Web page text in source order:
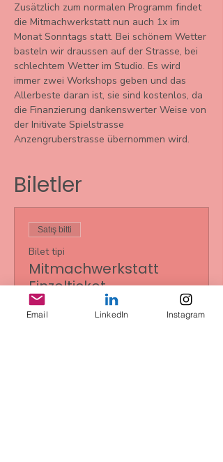
Zusätzlich zum normalen Programm findet
die Mitmachwerkstatt nun auch 1x im
Monat Sonntags statt. Bei schönem Wetter
basteln wir draussen auf der Strasse, bei
schlechtem Wetter im Studio. Es wird
immer zwei Workshops geben und das
Allerbeste daran ist, sie sind kostenlos, da
die Finanzierung dankenswerter Weise von
der Initivate Spielstrasse
Anzengruberstrasse übernommen wird.
Biletler
Satış bitti
Bilet tipi
Mitmachwerkstatt
Einzelticket
Fiyat
Email LinkedIn Instagram